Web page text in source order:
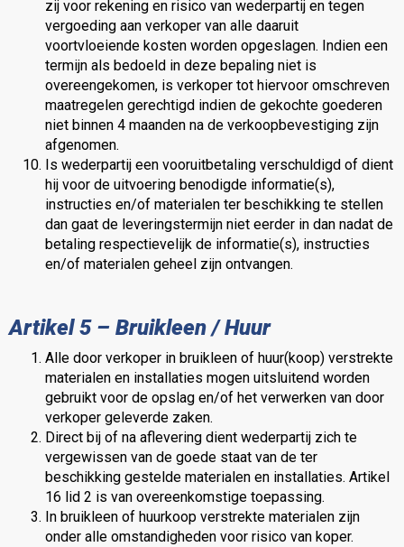
zij voor rekening en risico van wederpartij en tegen
vergoeding aan verkoper van alle daaruit
voortvloeiende kosten worden opgeslagen. Indien een
termijn als bedoeld in deze bepaling niet is
overeengekomen, is verkoper tot hiervoor omschreven
maatregelen gerechtigd indien de gekochte goederen
niet binnen 4 maanden na de verkoopbevestiging zijn
afgenomen.
Is wederpartij een vooruitbetaling verschuldigd of dient
hij voor de uitvoering benodigde informatie(s),
instructies en/of materialen ter beschikking te stellen
dan gaat de leveringstermijn niet eerder in dan nadat de
betaling respectievelijk de informatie(s), instructies
en/of materialen geheel zijn ontvangen.
Artikel 5 – Bruikleen / Huur
Alle door verkoper in bruikleen of huur(koop) verstrekte
materialen en installaties mogen uitsluitend worden
gebruikt voor de opslag en/of het verwerken van door
verkoper geleverde zaken.
Direct bij of na aflevering dient wederpartij zich te
vergewissen van de goede staat van de ter
beschikking gestelde materialen en installaties. Artikel
16 lid 2 is van overeenkomstige toepassing.
In bruikleen of huurkoop verstrekte materialen zijn
onder alle omstandigheden voor risico van koper.